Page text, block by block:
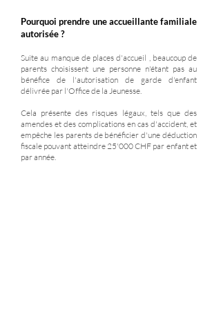
Pourquoi prendre une accueillante familiale
autorisée ?
Suite au manque de places d'accueil , beaucoup de
parents choisissent une personne n'étant pas au
bénéfice de l'autorisation de garde d'enfant
délivrée par l'Office de la Jeunesse.
Cela présente des risques légaux, tels que des
amendes et des complications en cas d'accident, et
empêche les parents de bénéficier d'une déduction
fiscale pouvant atteindre 25'000 CHF par enfant et
par année.